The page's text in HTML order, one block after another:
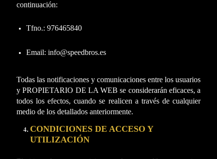
continuación:
Tfno.: 976465840
Email: info@speedbros.es
Todas las notificaciones y comunicaciones entre los usuarios
y PROPIETARIO DE LA WEB se considerarán eficaces, a
todos los efectos, cuando se realicen a través de cualquier
medio de los detallados anteriormente.
CONDICIONES DE ACCESO Y
UTILIZACIÓN